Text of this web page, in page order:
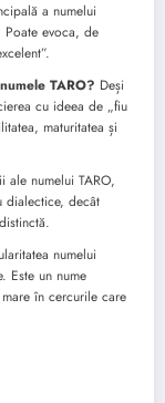
a numelui
Poate evoca, de
TARO? Deși
cu ideea de „fiu
maturitatea și
ale numelui TARO,
dialectice, decât
numelui
Este un nume
în cercurile care